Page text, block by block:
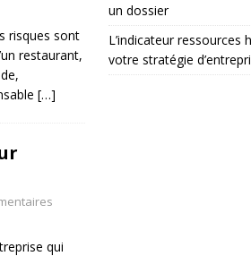
risques sont
restaurant,
[…]
qui
un dossier
L’indicateur ressources
votre stratégie